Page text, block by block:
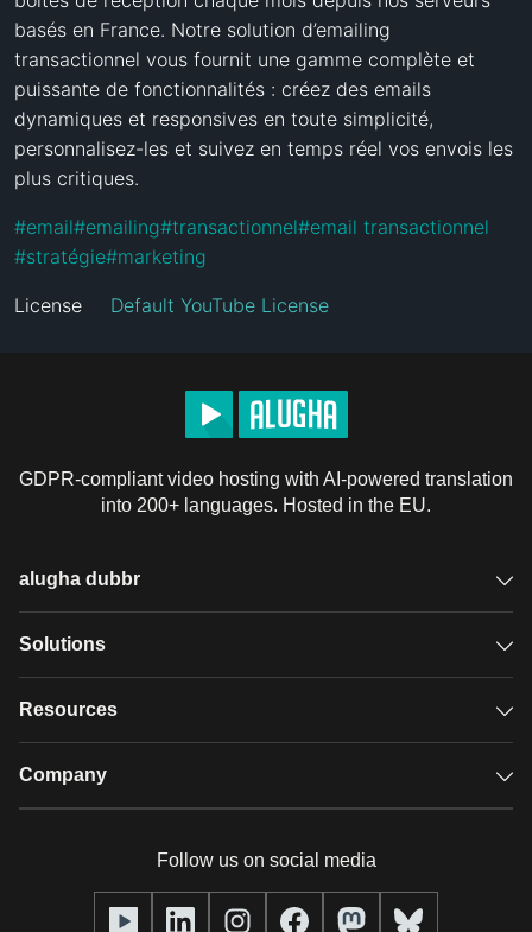
basés en France. Notre solution d’emailing
transactionnel vous fournit une gamme complète et
puissante de fonctionnalités : créez des emails
dynamiques et responsives en toute simplicité,
personnalisez-les et suivez en temps réel vos envois les
plus critiques.
#email#emailing#transactionnel#email transactionnel
#stratégie#marketing
License Default YouTube License
GDPR-compliant video hosting with AI-powered translation
into 200+ languages. Hosted in the EU.
alugha dubbr
Overview
Glossary
Solutions
GDPR video hosting
Resources
Case studies
Company
Our team
Follow us on social media